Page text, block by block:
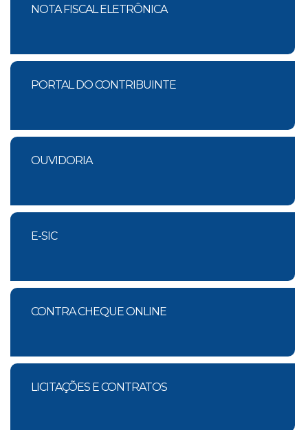
NOTA FISCAL ELETRÔNICA
PORTAL DO CONTRIBUINTE
OUVIDORIA
E-SIC
CONTRA CHEQUE ONLINE
LICITAÇÕES E CONTRATOS